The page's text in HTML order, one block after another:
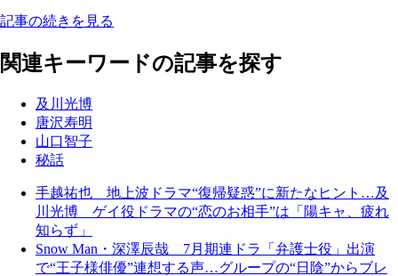
記事の続きを見る
関連キーワードの記事を探す
及川光博
唐沢寿明
山口智子
秘話
手越祐也 地上波ドラマ“復帰疑惑”に新たなヒント…及
川光博 ゲイ役ドラマの“恋のお相手”は「陽キャ、疲れ
知らず」
Snow Man・深澤辰哉 7月期連ドラ「弁護士役」出演
で“王子様俳優”連想する声…グループの“日陰”からブレ